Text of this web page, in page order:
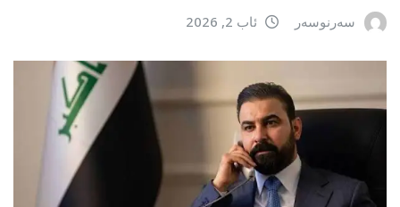
سەرنوسەر ئاب 2, 2026